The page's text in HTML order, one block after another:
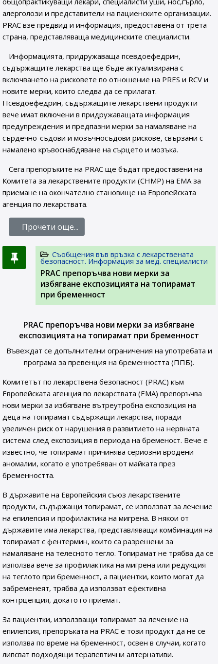
алерголози и представители на пациенските организации.
PRAC взе предвид и информация, предоставена от трета
страна, представляваща медицинските специалисти.
Информацията, придружаваща псевдоефедрин,
съдържащите лекарства ще бъде актуализирана с
включването на рисковете по отношение на PRES и RCV и
новите мерки, които следва да се прилагат.
Псевдоефедрин, съдържащите лекарствени продукти
вече имат включени в придружаващата информация
предупреждения и предпазни мерки за намаляване на
сърдечно-съдови и мозъчносъдови рискове, свързани с
намалено кръвоснабдяване на сърцето и мозъка.
Сега препоръките на PRAC ще бъдат предоставени на
Комитета за лекарствените продукти (CHMP) на ЕМА за
приемане на окончателно становище на Европейската
агенция по лекарствата.
Прочети още...
Съобщения във връзка с лекарствената
безопасност. Информация за мед. специалисти
PRAC препоръчва нови мерки за
избягване експозицията на топирамат
при бременност
PRAC препоръчва нови мерки за избягване
експозицията на топирамат при бременност
Въвеждат се допълнителни ограничения на употребата и
програма за превенция на бременността (ППБ).
Комитетът по лекарствена безопасност (PRAC) към
Европейската агенция по лекарствата (ЕМА) препоръчва
нови мерки за избягване вътреутробна експозиция на
деца на топирамат съдържащи лекарства, поради
увеличен риск от нарушения в развитието на нервната
система след експозиция в периода на бременост. Вече е
известно, че топирамат причинява сериозни вродени
аномалии, когато е употребяван от майката през
бременността.
В държавите на Европейския съюз лекарствените
продукти, съдържащи топирамат, се използват за лечение
на епилепсия и профилактика на мигрена. В някои от
държавите има лекарства, представляващи комбинация на
топирамат с фентермин, които са разрешени за
намаляване на телесното тегло. Топирамат не трябва да се
използва вече за профилактика на мигрена или редукция
на теглото при бременност, а пациентки, които могат да
забременеят, трябва да използват ефективна
контрцепция, докато го приемат.
За пациентки, използващи топирамат за лечение на
епилепсия, препоръката на PRAC е този продукт да не се
използва по време на бременност, освен в случаи, когато
липсват подходящи терапевтични алтернативи.